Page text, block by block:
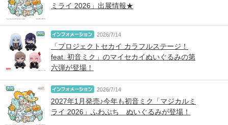
ミライ 2026」出展情報★
2026/7/14
「プロジェクトセカイ カラフルステージ！
feat. 初音ミク」のマイセカイぬいぐるみの第
六弾が登場！
2026/7/14
2027年1月発売♪今年も初音ミク「マジカルミ
ライ 2026」ふわぷち ぬいぐるみが登場！